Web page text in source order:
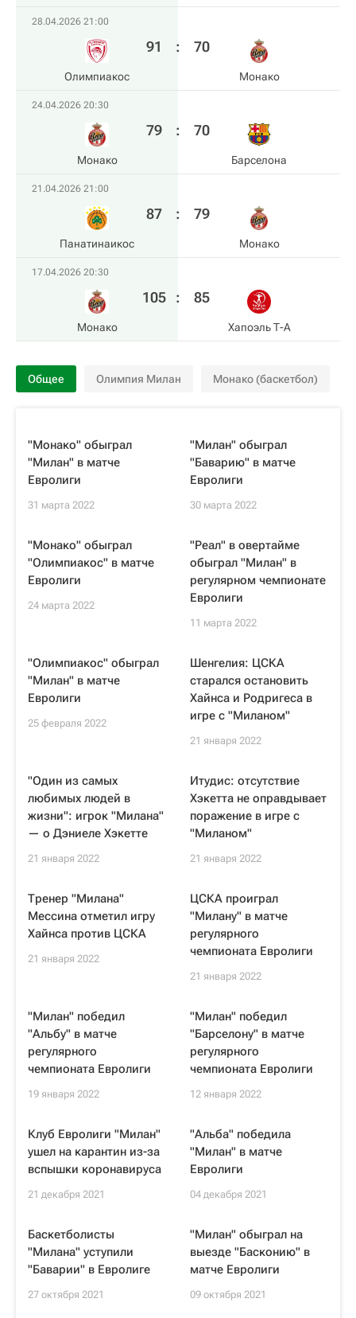
28.04.2026 21:00
Олимпиакос
91 : 70
Монако
24.04.2026 20:30
Монако
79 : 70
Барселона
21.04.2026 21:00
Панатинаикос
87 : 79
Монако
17.04.2026 20:30
Монако
105 : 85
Хапоэль Т-А
Общее Олимпия Милан Монако (баскетбол)
"Монако" обыграл
"Милан" в матче
Евролиги
31 марта 2022
"Милан" обыграл
"Баварию" в матче
Евролиги
30 марта 2022
"Монако" обыграл
"Олимпиакос" в матче
Евролиги
24 марта 2022
"Реал" в овертайме
обыграл "Милан" в
регулярном чемпионате
Евролиги
11 марта 2022
"Олимпиакос" обыграл
"Милан" в матче
Евролиги
25 февраля 2022
Шенгелия: ЦСКА
старался остановить
Хайнса и Родригеса в
игре с "Миланом"
21 января 2022
"Один из самых
любимых людей в
жизни": игрок "Милана"
— о Дэниеле Хэкетте
21 января 2022
Итудис: отсутствие
Хэкетта не оправдывает
поражение в игре с
"Миланом"
21 января 2022
Тренер "Милана"
Мессина отметил игру
Хайнса против ЦСКА
21 января 2022
ЦСКА проиграл
"Милану" в матче
регулярного
чемпионата Евролиги
21 января 2022
"Милан" победил
"Альбу" в матче
регулярного
чемпионата Евролиги
19 января 2022
"Милан" победил
"Барселону" в матче
регулярного
чемпионата Евролиги
12 января 2022
Клуб Евролиги "Милан"
ушел на карантин из-за
вспышки коронавируса
21 декабря 2021
"Альба" победила
"Милан" в матче
Евролиги
04 декабря 2021
Баскетболисты
"Милана" уступили
"Баварии" в Евролиге
27 октября 2021
"Милан" обыграл на
выезде "Басконию" в
матче Евролиги
09 октября 2021